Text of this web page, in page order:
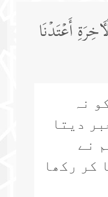
أَعۡتَدۡنَا
نہ
دیتا
نے
کر رکھا